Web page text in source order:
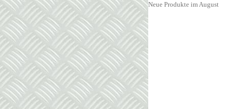
Neue Produkte im August